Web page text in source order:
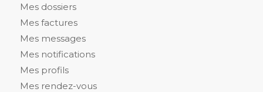
Mes dossiers
Mes factures
Mes messages
Mes notifications
Mes profils
Mes rendez-vous